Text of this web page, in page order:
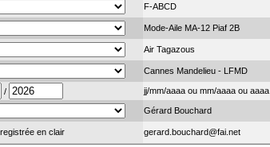
F-ABCD
Mode-Aile MA-12 Piaf 2B
Air Tagazous
Cannes Mandelieu - LFMD
/ jj/mm/aaaa ou mm/aaaa ou aaaa
Gérard Bouchard
en clair gerard.bouchard@fai.net